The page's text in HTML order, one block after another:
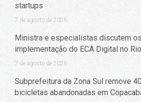
startups
7 de agosto de 2026
Ministra e especialistas discutem
implementação do ECA Digital no
7 de agosto de 2026
Subprefeitura da Zona Sul remove
bicicletas abandonadas em